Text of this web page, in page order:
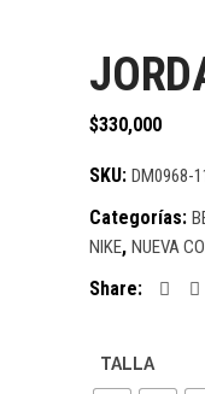
$330,000
SKU: DM0968-
Categorías:
NIKE, NUEVA
Share:
TALLA